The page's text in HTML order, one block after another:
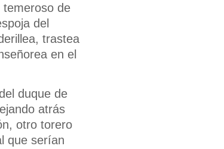
temeroso de
del
trastea
en el
duque de
atrás
otro torero
que serían